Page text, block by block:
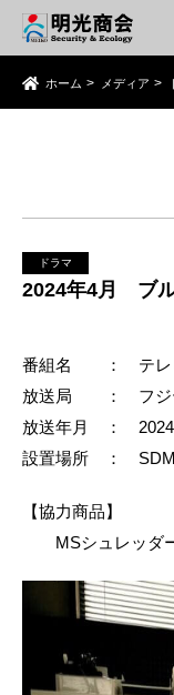
ホーム メディア
ドラマ
2024年4月 ブ
番組名 ： テレビ
放送局 ： フジ
放送年月 ： 2024
設置場所 ： SDM
【協力商品】
MSシュレッダ